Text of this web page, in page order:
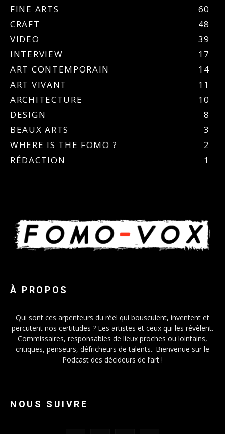
FINE ARTS
60
CRAFT
48
VIDEO
39
INTERVIEW
17
ART CONTEMPORAIN
14
ART VIVANT
11
ARCHITECTURE
10
DESIGN
8
BEAUX ARTS
3
WHERE IS THE FOMO ?
2
RÉDACTION
1
À PROPOS
Qui sont ces arpenteurs du réel qui bousculent, inventent et
percutent nos certitudes ? Les artistes et ceux qui les révèlent.
Commissaires, responsables de lieux proches ou lointains,
critiques, penseurs, défricheurs de talents.. Bienvenue sur le
Podcast des décideurs de l’art !
NOUS SUIVRE